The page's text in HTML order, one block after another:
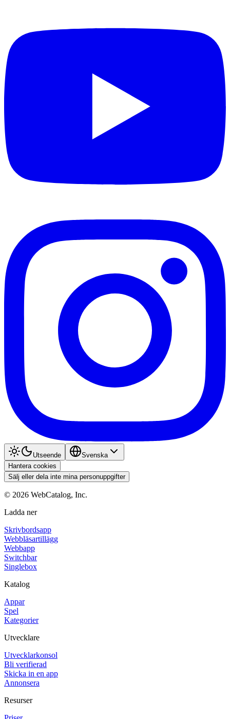
Utseende
Svenska
Hantera cookies
Sälj eller dela inte mina personuppgifter
© 2026 WebCatalog, Inc.
Ladda ner
Skrivbordsapp
Webbläsartillägg
Webbapp
Switchbar
Singlebox
Katalog
Appar
Spel
Kategorier
Utvecklare
Utvecklarkonsol
Bli verifierad
Skicka in en app
Annonsera
Resurser